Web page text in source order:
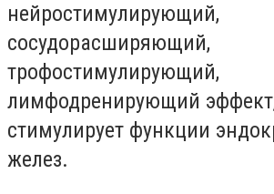
нейростимулирующий,
сосудорасширяющий,
трофостимулирующий,
лимфодренирующий
стимулирует функции
желез.